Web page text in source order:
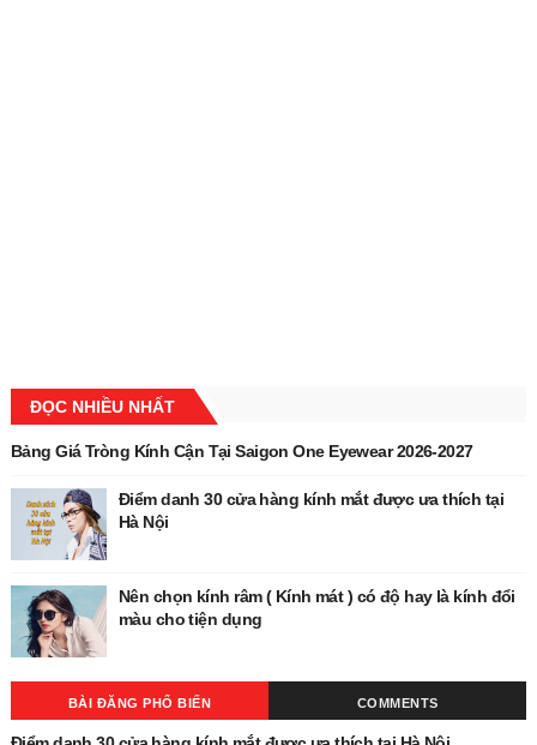
ĐỌC NHIỀU NHẤT
Bảng Giá Tròng Kính Cận Tại Saigon One Eyewear 2026-2027
Điểm danh 30 cửa hàng kính mắt được ưa thích tại
Hà Nội
Nên chọn kính râm ( Kính mát ) có độ hay là kính đổi
màu cho tiện dụng
BÀI ĐĂNG PHỔ BIẾN COMMENTS